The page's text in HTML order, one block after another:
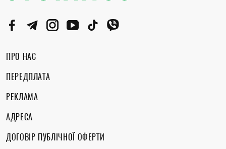
ПРО НАС
ПЕРЕДПЛАТА
РЕКЛАМА
АДРЕСА
ДОГОВІР ПУБЛІЧНОЇ ОФЕРТИ